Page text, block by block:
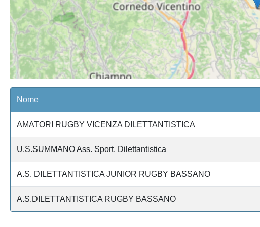
Nome
AMATORI RUGBY VICENZA DILETTANTISTICA
U.S.SUMMANO Ass. Sport. Dilettantistica
A.S. DILETTANTISTICA JUNIOR RUGBY BASSANO
A.S.DILETTANTISTICA RUGBY BASSANO